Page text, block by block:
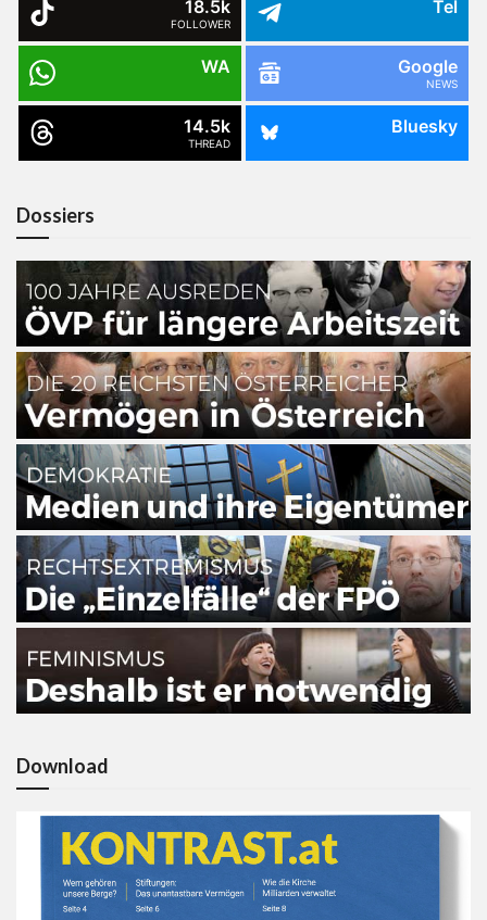
18.5k
FOLLOWER
Tel
WA Google
NEWS
14.5k
THREAD
Bluesky
Dossiers
Download